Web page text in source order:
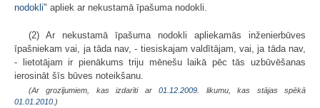
nodokli" apliek ar nekustamā īpašuma nodokli.
(2) Ar nekustamā īpašuma nodokli apliekamās inženierbūves
īpašniekam vai, ja tāda nav, - tiesiskajam valdītājam, vai, ja tāda nav,
- lietotājam ir pienākums triju mēnešu laikā pēc tās uzbūvēšanas
ierosināt šīs būves noteikšanu.
(Ar grozījumiem, kas izdarīti ar01.12.2009 . likumu, kas stājas spēkā
01.01.2010. )